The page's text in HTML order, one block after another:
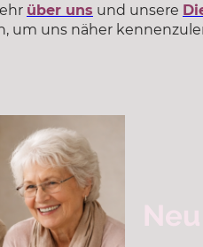
über uns und unsere
um uns näher